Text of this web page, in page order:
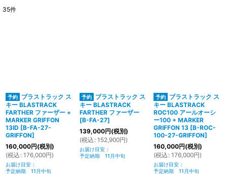
絞り込む
35件
ブラストラック ス
キー BLASTRACK
FARTHER ファーザー +
MARKER GRIFFON
13ID [B-FA-27-
GRIFFON]
160,000円(税別)
(税込 : 176,000円)
お届け目安 :
予定納期 11月中旬
ブラストラック ス
キー BLASTRACK
FARTHER ファーザー
[B-FA-27]
139,000円(税別)
(税込 : 152,900円)
お届け目安 :
予定納期 11月中旬
ブラストラック ス
キー BLASTRACK
ROC100 アールオーシ
ー100 + MARKER
GRIFFON 13 [B-ROC-
100-27-GRIFFON]
160,000円(税別)
(税込 : 176,000円)
お届け目安 :
予定納期 11月中旬